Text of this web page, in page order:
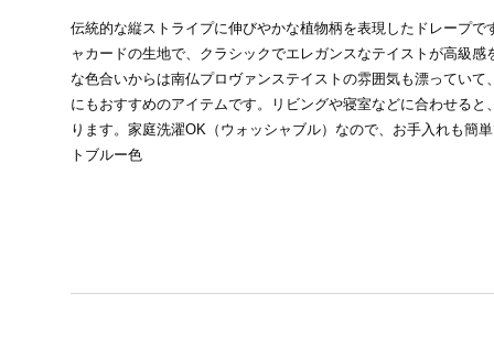
伝統的な縦ストライプに伸びやかな植物柄を表現したドレープで
ャカードの生地で、クラシックでエレガンスなテイストが高級
な色合いからは南仏プロヴァンステイストの雰囲気も漂っていて
にもおすすめのアイテムです。リビングや寝室などに合わせると
ります。家庭洗濯OK（ウォッシャブル）なので、お手入れも簡
トブルー色